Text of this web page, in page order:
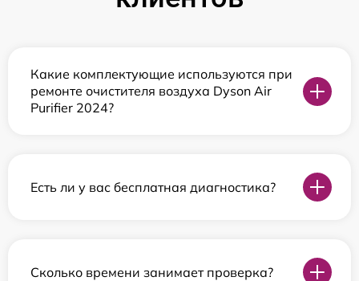
Какие комплектующие используются при
ремонте очистителя воздуха Dyson Air
Purifier 2024?
Есть ли у вас бесплатная диагностика?
Сколько времени занимает проверка?